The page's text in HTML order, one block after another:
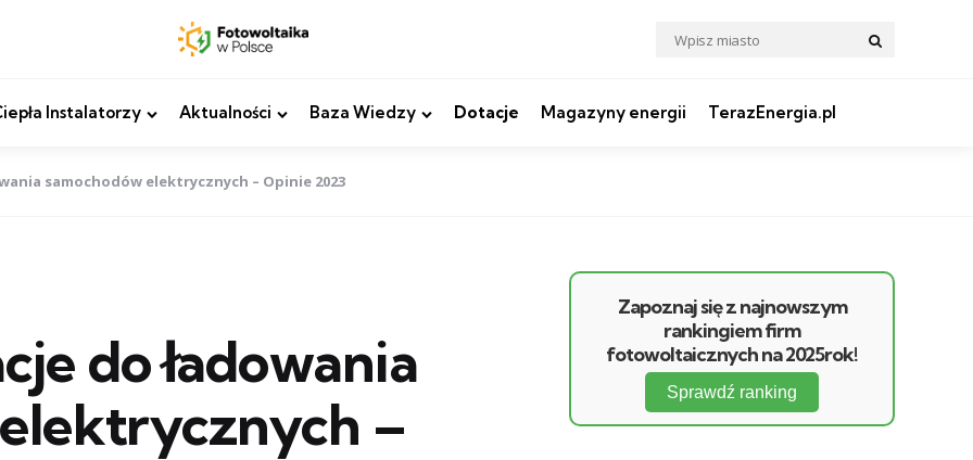
Search
for:
Instalatorzy Aktualności Baza Wiedzy Dotacje Magazyny energii TerazEnergia.pl
samochodów elektrycznych – Opinie 2023
do ładowania
–
Zapoznaj się z najnowszym
rankingiem firm
fotowoltaicznych na 2025rok!
Sprawdź ranking